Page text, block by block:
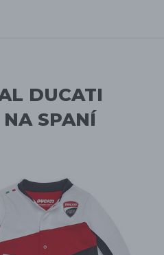
DUCATI
NA SPANÍ